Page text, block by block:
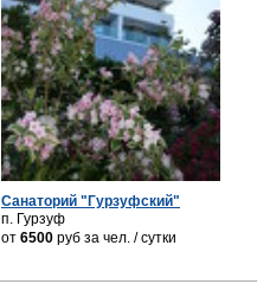
Санаторий "Гурзуфский"
п. Гурзуф
от 6500 руб за чел. / сутки